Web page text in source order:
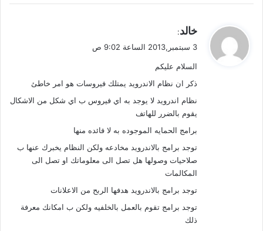
ي
ل
خالد:
3 سبتمبر,2013 الساعة 9:02 ص
السلام عليكم
ذكر ان نظام الاندرويد يمتلك فيروسات هو امر خاطئ
نظام اندرويد لا يوجد به اي فيروس ب اي شكل من الاشكال
يقوم بالضرر للهاتف
برامج الحمايه الموجوده به لا فائده منها
توجد برامج بالاندرويد مخادعه ولكن النظام يخبرك عنها ب
صلاحيات وصولها هل تصل الى معلوماتك او تصل الى
المكالمات
توجد برامج بالاندرويد هدفها الربح من الاعلانات
توجد برامج تقوم بالعمل بالخلفيه ولكن ب امكانك معرفة
ذلك